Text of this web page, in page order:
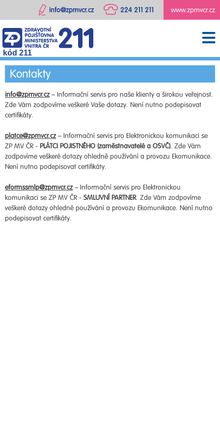
www.zpmvcr.cz
224 211 211
info@zpmvcr.cz
kód 211
Kontakty
info@zpmvcr.cz– Informační servis pro naše klienty a širokou veřejnost.
Zde Vám zodpovíme veškeré Vaše dotazy. Není nutno podepisovat
certifikáty.
platce@zpmvcr.cz– Informační servis pro Elektronickou komunikaci se
ZP MV ČR - PLÁTCI POJISTNÉHO (zaměstnavatelé a OSVČ). Zde Vám
zodpovíme veškeré dotazy ohledně používání a provozu Ekomunikace.
Není nutno podepisovat certifikáty.
eformssmlp@zpmvcr.cz– Informační servis pro Elektronickou
komunikaci se ZP MV ČR - SMLUVNÍ PARTNER. Zde Vám zodpovíme
veškeré dotazy ohledně používání a provozu Ekomunikace. Není nutno
podepisovat certifikáty.